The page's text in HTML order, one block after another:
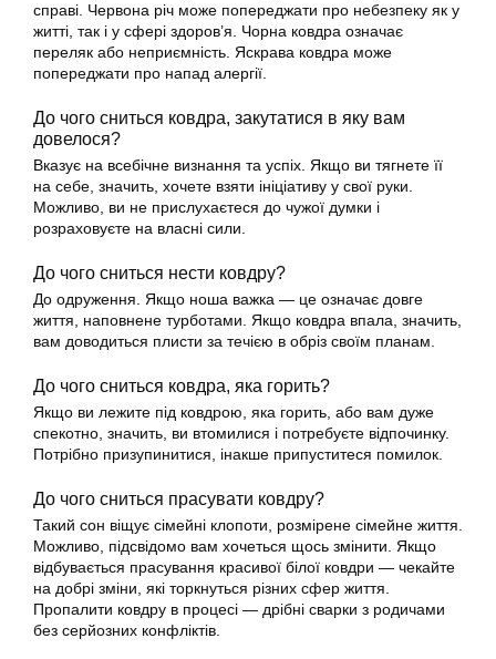
справі. Червона річ може попереджати про небезпеку як у
житті, так і у сфері здоров’я. Чорна ковдра означає
переляк або неприємність. Яскрава ковдра може
попереджати про напад алергії.
До чого сниться ковдра, закутатися в яку вам
довелося?
Вказує на всебічне визнання та успіх. Якщо ви тягнете її
на себе, значить, хочете взяти ініціативу у свої руки.
Можливо, ви не прислухаєтеся до чужої думки і
розраховуєте на власні сили.
До чого сниться нести ковдру?
До одруження. Якщо ноша важка — це означає довге
життя, наповнене турботами. Якщо ковдра впала, значить,
вам доводиться плисти за течією в обріз своїм планам.
До чого сниться ковдра, яка горить?
Якщо ви лежите під ковдрою, яка горить, або вам дуже
спекотно, значить, ви втомилися і потребуєте відпочинку.
Потрібно призупинитися, інакше припуститеся помилок.
До чого сниться прасувати ковдру?
Такий сон віщує сімейні клопоти, розмірене сімейне життя.
Можливо, підсвідомо вам хочеться щось змінити. Якщо
відбувається прасування красивої білої ковдри — чекайте
на добрі зміни, які торкнуться різних сфер життя.
Пропалити ковдру в процесі — дрібні сварки з родичами
без серйозних конфліктів.